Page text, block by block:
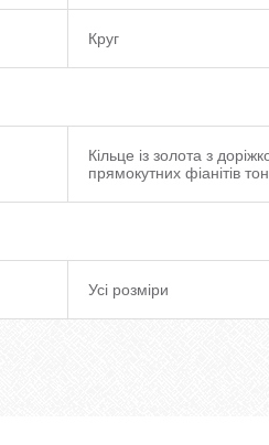
Круг
Кільце із золота з
прямокутних фіанітів
Усі розміри